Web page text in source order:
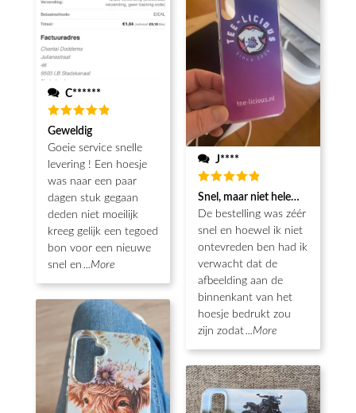
C******
Waardering
5uit 5
Geweldig
Goeie service snelle
levering ! Een hoesje
was naar een paar
dagen stuk gegaan
deden niet moeilijk
kreeg gelijk een tegoed
bon voor een nieuwe
snel en ...More
J****
Waardering
5uit 5
Snel, maar niet helemaal als
De bestelling was zéér
snel en hoewel ik niet
ontevreden ben had ik
verwacht dat de
afbeelding aan de
binnenkant van het
hoesje bedrukt zou
zijn zodat ...More